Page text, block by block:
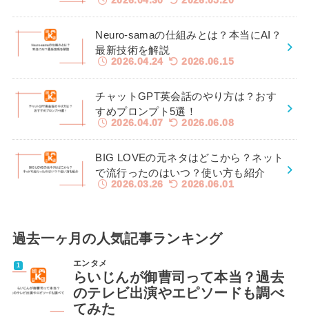
Neuro-samaの仕組みとは？本当にAI？
最新技術を解説
2026.04.24 2026.06.15
チャットGPT英会話のやり方は？おす
すめプロンプト5選！
2026.04.07 2026.06.08
BIG LOVEの元ネタはどこから？ネット
で流行ったのはいつ？使い方も紹介
2026.03.26 2026.06.01
過去一ヶ月の人気記事ランキング
エンタメ
らいじんが御曹司って本当？過去
のテレビ出演やエピソードも調べ
てみた